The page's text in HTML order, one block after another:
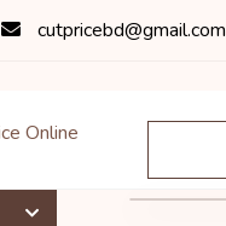
cutpricebd@gmail.com